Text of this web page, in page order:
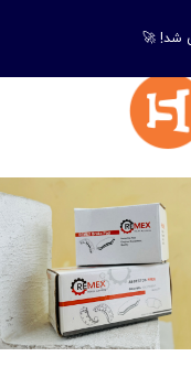
شد! 🚀